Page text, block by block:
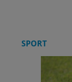
SPORT